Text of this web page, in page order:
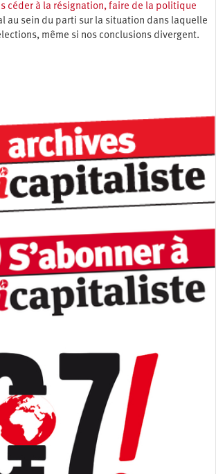
céder à la résignation, faire de la politique
au sein du parti sur la situation dans laquelle
même si nos conclusions divergent.